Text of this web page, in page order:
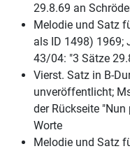
29.8.69 an
Melodie und Satz
als ID 1498) 1969;
43/04: "3 Sätze
Vierst. Satz in B-
unveröffentlicht;
der Rückseite "Nun
Worte
Melodie und Satz